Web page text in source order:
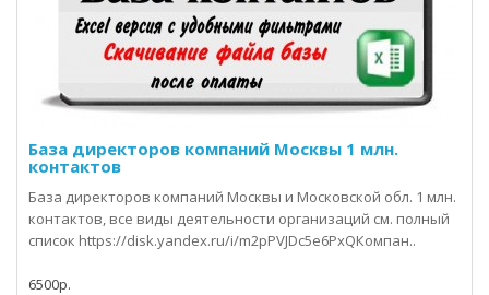
База директоров компаний Москвы 1 млн.
контактов
База директоров компаний Москвы и Московской обл. 1 млн.
контактов, все виды деятельности организаций см. полный
список https://disk.yandex.ru/i/m2pPVJDc5e6PxQКомпан..
6500р.